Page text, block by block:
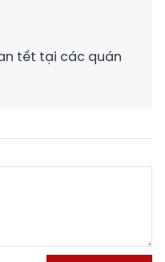
tết tại các quán